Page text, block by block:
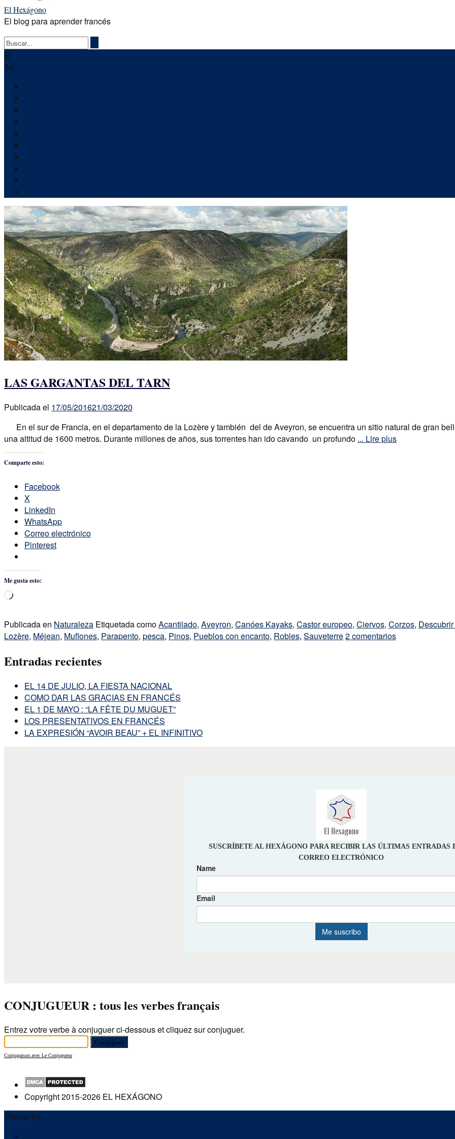
El Hexágono
El blog para aprender francés
LAS GARGANTAS DEL TARN
Publicada el 17/05/201621/03/2020
En el sur de Francia, en el departamento de la Lozère y también del de Aveyron, se encuentra un sitio natural de gran
una altitud de 1600 metros. Durante millones de años, sus torrentes han ido cavando un profundo ... Lire plus
Comparte esto:
Facebook
X
LinkedIn
WhatsApp
Correo electrónico
Pinterest
Me gusta esto:
Cargando...
Publicada en Naturaleza Etiquetada comoAcantilado, Aveyron, Canóes Kayaks, Castor europeo, Ciervos, Corzos,
Lozère, Méjean, Muflones, Parapento, pesca, Pinos, Pueblos con encanto, Robles, Sauveterre2 comentarios
Entradas recientes
EL 14 DE JULIO, LA FIESTA NACIONAL
COMO DAR LAS GRACIAS EN FRANCÉS
EL 1 DE MAYO : “LA FÊTE DU MUGUET”
LOS PRESENTATIVOS EN FRANCÉS
LA EXPRESIÓN “AVOIR BEAU” + EL INFINITIVO
CONJUGUEUR : tous les verbes français
Entrez votre verbe à conjuguer ci-dessous et cliquez sur conjuguer.
Conjugaison avec Le Conjugueur
Copyright 2015-2026 EL HEXÁGONO
Theme by